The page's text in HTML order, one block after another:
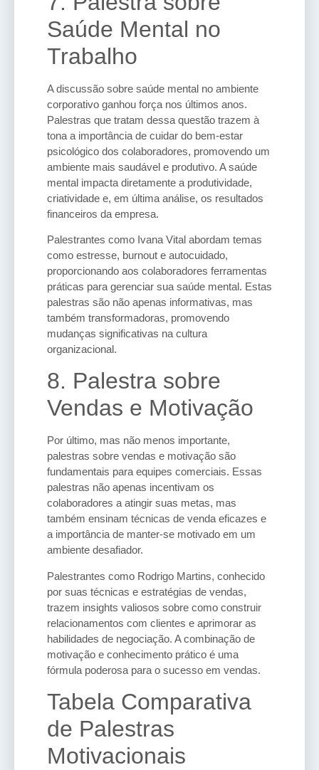
Saúde Mental no
Trabalho
A discussão sobre saúde mental no ambiente
corporativo ganhou força nos últimos anos.
Palestras que tratam dessa questão trazem à
tona a importância de cuidar do bem-estar
psicológico dos colaboradores, promovendo um
ambiente mais saudável e produtivo. A saúde
mental impacta diretamente a produtividade,
criatividade e, em última análise, os resultados
financeiros da empresa.
Palestrantes como Ivana Vital abordam temas
como estresse, burnout e autocuidado,
proporcionando aos colaboradores ferramentas
práticas para gerenciar sua saúde mental. Estas
palestras são não apenas informativas, mas
também transformadoras, promovendo
mudanças significativas na cultura
organizacional.
8. Palestra sobre
Vendas e Motivação
Por último, mas não menos importante,
palestras sobre vendas e motivação são
fundamentais para equipes comerciais. Essas
palestras não apenas incentivam os
colaboradores a atingir suas metas, mas
também ensinam técnicas de venda eficazes e
a importância de manter-se motivado em um
ambiente desafiador.
Palestrantes como Rodrigo Martins, conhecido
por suas técnicas e estratégias de vendas,
trazem insights valiosos sobre como construir
relacionamentos com clientes e aprimorar as
habilidades de negociação. A combinação de
motivação e conhecimento prático é uma
fórmula poderosa para o sucesso em vendas.
Tabela Comparativa
de Palestras
Motivacionais